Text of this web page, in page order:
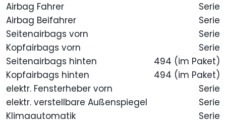
Airbag Fahrer
Serie
Airbag Beifahrer
Serie
Seitenairbags vorn
Serie
Kopfairbags vorn
Serie
Seitenairbags hinten
494 (im Paket)
Kopfairbags hinten
494 (im Paket)
elektr. Fensterheber vorn
Serie
elektr. verstellbare Außenspiegel
Serie
Klimaautomatik
Serie